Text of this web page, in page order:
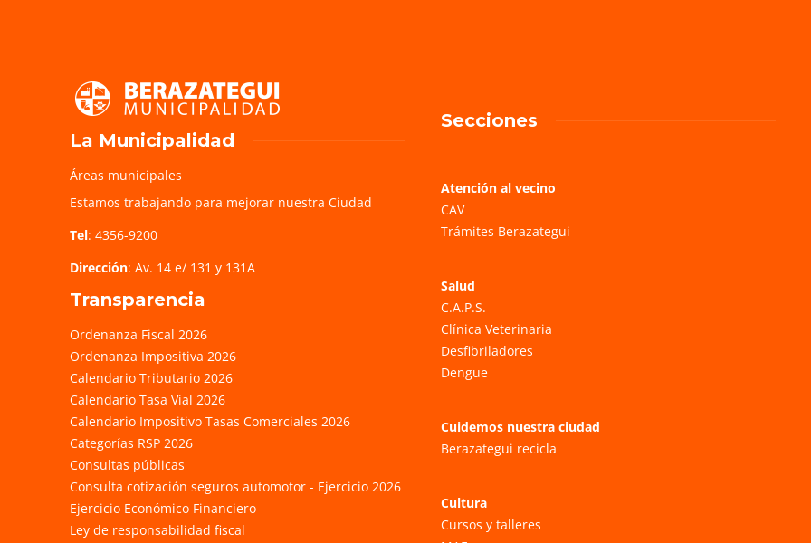
La Municipalidad
Áreas municipales
Estamos trabajando para mejorar nuestra Ciudad
Tel: 4356-9200
Dirección: Av. 14 e/ 131 y 131A
Transparencia
Ordenanza Fiscal 2026
Ordenanza Impositiva 2026
Calendario Tributario 2026
Calendario Tasa Vial 2026
Calendario Impositivo Tasas Comerciales 2026
Categorías RSP 2026
Consultas públicas
Consulta cotización seguros automotor - Ejercicio 2026
Ejercicio Económico Financiero
Ley de responsabilidad fiscal
Secciones
Atención al vecino
CAV
Trámites Berazategui
Salud
C.A.P.S.
Clínica Veterinaria
Desfibriladores
Dengue
Cuidemos nuestra ciudad
Berazategui recicla
Cultura
Cursos y talleres